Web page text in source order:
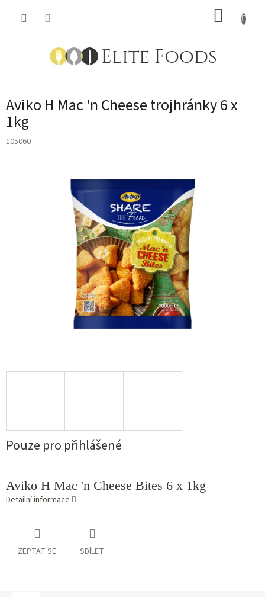
Aviko H Mac 'n Cheese trojhránky 6 x
1kg
105060
Pouze pro přihlášené
Aviko H Mac 'n Cheese Bites 6 x 1kg
Detailní informace
ZEPTAT SE SDÍLET